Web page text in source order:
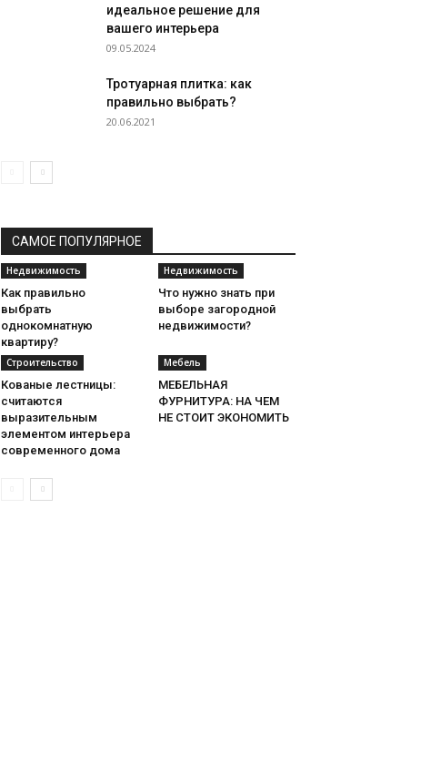
идеальное решение для
вашего интерьера
09.05.2024
Тротуарная плитка: как
правильно выбрать?
20.06.2021
САМОЕ ПОПУЛЯРНОЕ
Недвижимость
Как правильно
выбрать
однокомнатную
квартиру?
Недвижимость
Что нужно знать при
выборе загородной
недвижимости?
Строительство
Кованые лестницы:
считаются
выразительным
элементом интерьера
современного дома
Мебель
МЕБЕЛЬНАЯ
ФУРНИТУРА: НА ЧЕМ
НЕ СТОИТ ЭКОНОМИТЬ